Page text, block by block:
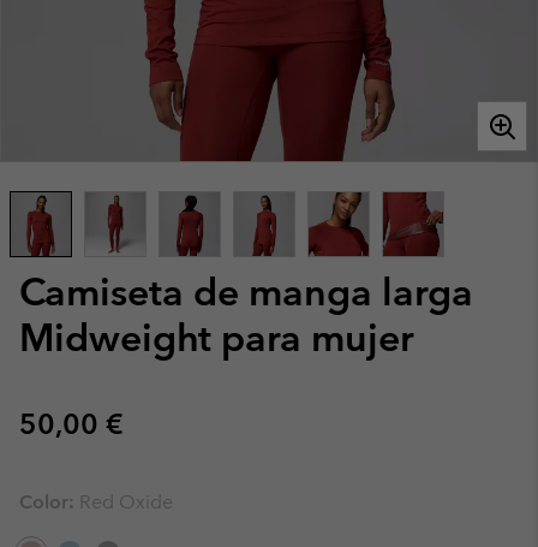
Camiseta de manga larga
Midweight para mujer
Regular price:
50,00 €
Color: Red Oxide